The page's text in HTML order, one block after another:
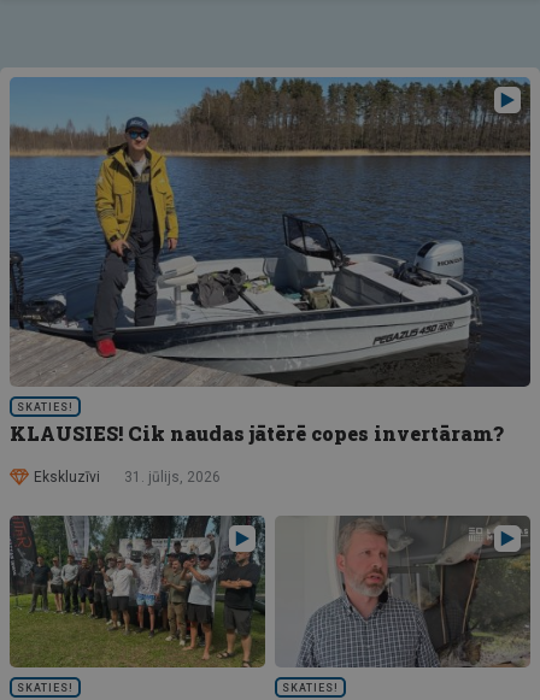
SKATIES!
KLAUSIES! Cik naudas jātērē copes invertāram?
Ekskluzīvi 31. jūlijs, 2026
SKATIES! SKATIES!